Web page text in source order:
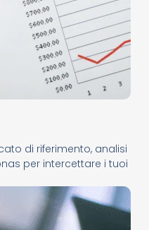
di riferimento, analisi
per intercettare i tuoi